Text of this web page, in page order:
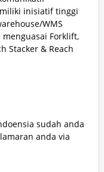
inisiatif tinggi
WMS
Forklift,
Stacker & Reach
sudah anda
anda via